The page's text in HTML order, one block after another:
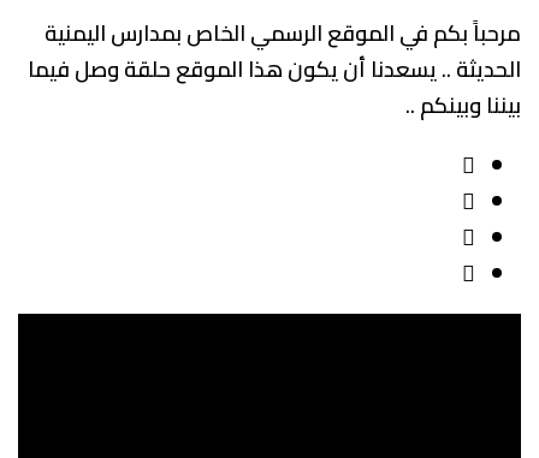
مرحباً بكم في الموقع الرسمي الخاص بمدارس اليمنية
الحديثة .. يسعدنا أن يكون هذا الموقع حلقة وصل فيما
بيننا وبينكم ..